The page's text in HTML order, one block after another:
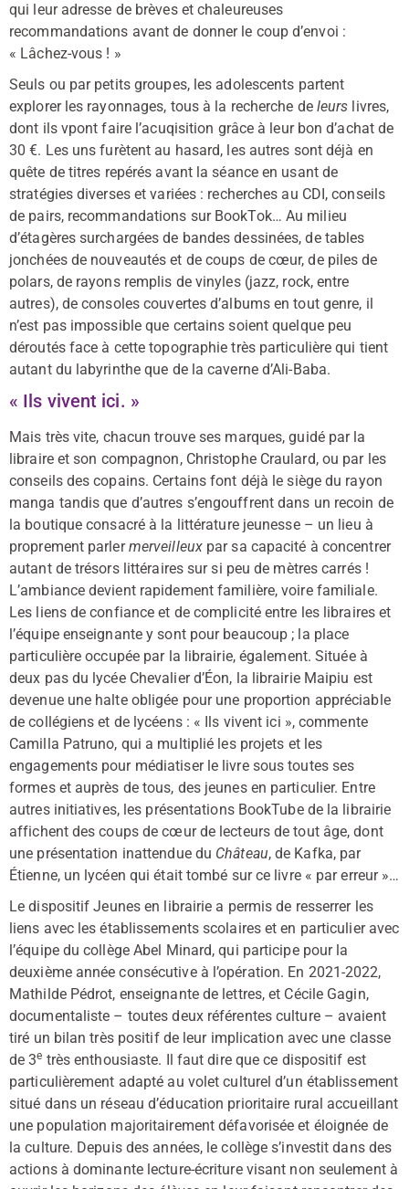
qui leur adresse de brèves et chaleureuses
recommandations avant de donner le coup d’envoi :
« Lâchez-vous ! »
Seuls ou par petits groupes, les adolescents partent
explorer les rayonnages, tous à la recherche de leurs livres,
dont ils vpont faire l’acuqisition grâce à leur bon d’achat de
30 €. Les uns furètent au hasard, les autres sont déjà en
quête de titres repérés avant la séance en usant de
stratégies diverses et variées : recherches au CDI, conseils
de pairs, recommandations sur BookTok… Au milieu
d’étagères surchargées de bandes dessinées, de tables
jonchées de nouveautés et de coups de cœur, de piles de
polars, de rayons remplis de vinyles (jazz, rock, entre
autres), de consoles couvertes d’albums en tout genre, il
n’est pas impossible que certains soient quelque peu
déroutés face à cette topographie très particulière qui tient
autant du labyrinthe que de la caverne d’Ali-Baba.
« Ils vivent ici. »
Mais très vite, chacun trouve ses marques, guidé par la
libraire et son compagnon, Christophe Craulard, ou par les
conseils des copains. Certains font déjà le siège du rayon
manga tandis que d’autres s’engouffrent dans un recoin de
la boutique consacré à la littérature jeunesse – un lieu à
proprement parlermerveilleuxpar sa capacité à concentrer
autant de trésors littéraires sur si peu de mètres carrés !
L’ambiance devient rapidement familière, voire familiale.
Les liens de confiance et de complicité entre les libraires et
l’équipe enseignante y sont pour beaucoup ; la place
particulière occupée par la librairie, également. Située à
deux pas du lycée Chevalier d’Éon, la librairie Maipiu est
devenue une halte obligée pour une proportion appréciable
de collégiens et de lycéens : « Ils vivent ici », commente
Camilla Patruno, qui a multiplié les projets et les
engagements pour médiatiser le livre sous toutes ses
formes et auprès de tous, des jeunes en particulier. Entre
autres initiatives, les présentations BookTube de la librairie
affichent des coups de cœur de lecteurs de tout âge, dont
une présentation inattendue du Château, de Kafka, par
Étienne, un lycéen qui était tombé sur ce livre « par erreur »…
Le dispositif Jeunes en librairie a permis de resserrer les
liens avec les établissements scolaires et en particulier avec
l’équipe du collège Abel Minard, qui participe pour la
deuxième année consécutive à l’opération. En 2021-2022,
Mathilde Pédrot, enseignante de lettres, et Cécile Gagin,
documentaliste – toutes deux référentes culture – avaient
tiré un bilan très positif de leur implication avec une classe
de 3e très enthousiaste. Il faut dire que ce dispositif est
particulièrement adapté au volet culturel d’un établissement
situé dans un réseau d’éducation prioritaire rural accueillant
une population majoritairement défavorisée et éloignée de
la culture. Depuis des années, le collège s’investit dans des
actions à dominante lecture-écriture visant non seulement à